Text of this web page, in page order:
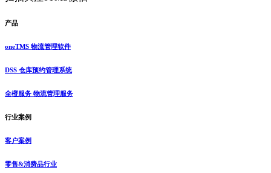
产品
oneTMS 物流管理软件
DSS 仓库预约管理系统
全橙服务 物流管理服务
行业案例
客户案例
零售&消费品行业